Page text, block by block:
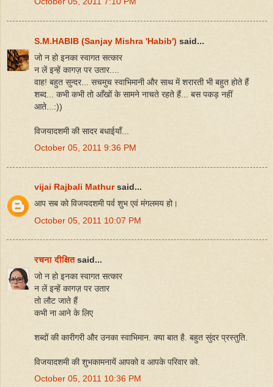
S.M.HABIB (Sanjay Mishra 'Habib') said...
जो न हो इनका स्वागत सत्कार
न लें इन्हें कागज़ पर उतार....
वाह! बहुत सुन्दर... सचमुच स्वाभिमानी और साथ में शरारती भी बहुत होते हैं
शब्द... कभी कभी तो आँखों के सामने नाचते रहते हैं... बस पकड़ नहीं
आते...:))
विजयादशमी की सादर बधाईयाँ...
October 05, 2011 9:36 PM
vijai Rajbali Mathursaid...
आप सब को विजयदशमी पर्व शुभ एवं मंगलमय हो।
October 05, 2011 10:07 PM
रचना दीक्षितsaid...
जो न हो इनका स्वागत सत्कार
न लें इन्हें कागज़ पर उतार
तो लौट जाते हैं
कभी ना आने के लिए
शब्दों की कारीगरी और उनका स्वाभिमान. क्या बात है. बहुत सुंदर प्रस्तुति.
विजयादशमी की शुभकामनायें आपको व आपके परिवार को.
October 05, 2011 10:36 PM